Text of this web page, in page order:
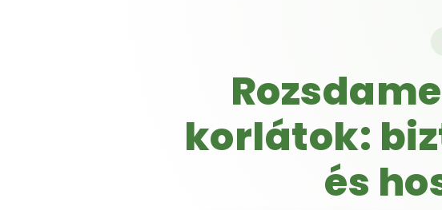
korlátok:
és